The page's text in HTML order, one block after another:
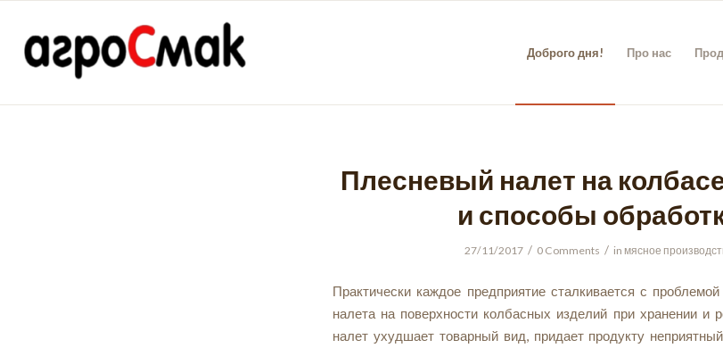
Доброго дня! Про нас
Плесневый налет на
и способы
27/11/2017 / 0 Comments / in мясное
Практически каждое предприятие сталкивается с
налета на поверхности колбасных изделий при хранении и
налет ухудшает товарный вид, придает продукту